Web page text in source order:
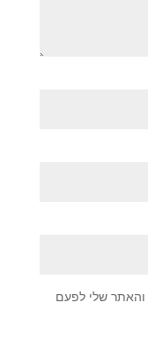
שלי לפעם